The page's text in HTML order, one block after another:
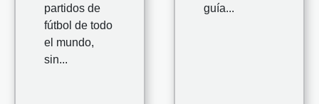
partidos de
fútbol de todo
el mundo,
sin...
guía...